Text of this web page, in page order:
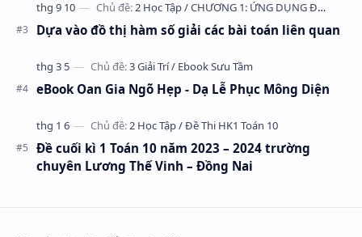
Dựa vào đồ thị hàm số giải các bài toán liên quan
eBook Oan Gia Ngõ Hẹp - Dạ Lễ Phục Mông Diện
Đề cuối kì 1 Toán 10 năm 2023 – 2024 trường
chuyên Lương Thế Vinh – Đồng Nai